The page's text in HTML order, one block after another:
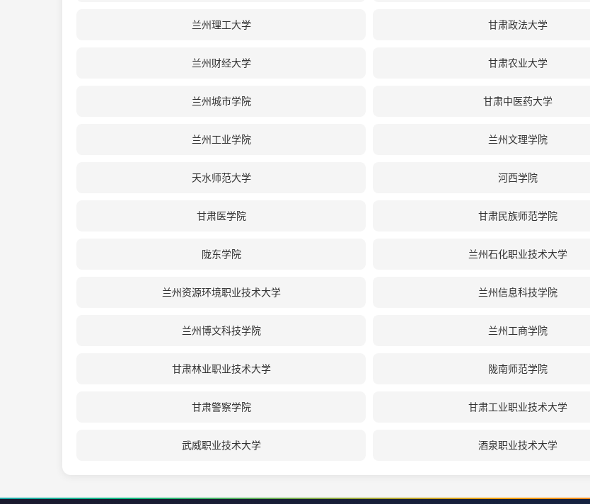
兰州理工大学 甘肃政法大学
兰州财经大学 甘肃农业大学
兰州城市学院 甘肃中医药大学
兰州工业学院 兰州文理学院
天水师范大学 河西学院
甘肃医学院 甘肃民族师范学院
陇东学院 兰州石化职业技术大学
兰州资源环境职业技术大学 兰州信息科技学院
兰州博文科技学院 兰州工商学院
甘肃林业职业技术大学 陇南师范学院
甘肃警察学院 甘肃工业职业技术大学
武威职业技术大学 酒泉职业技术大学